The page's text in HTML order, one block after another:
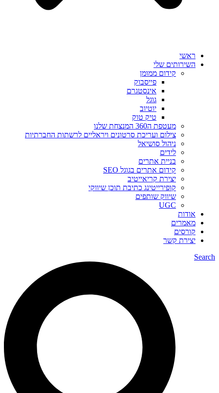
ראשי
השירותים שלי
קידום ממומן
פייסבוק
אינסטגרם
גוגל
יוטיוב
טיק טוק
מעטפת ה360 המנצחת שלנו
צילום ועריכת סרטונים ויראליים לרשתות החברתיות
ניהול סושיאל
לידים
בניית אתרים
קידום אתרים בגוגל SEO
יצירת קריאייטיב
קופירייטינג כתיבת תוכן שיווקי
שיווק שותפים
UGC
אודות
מאמרים
קורסים
יצירת קשר
Search